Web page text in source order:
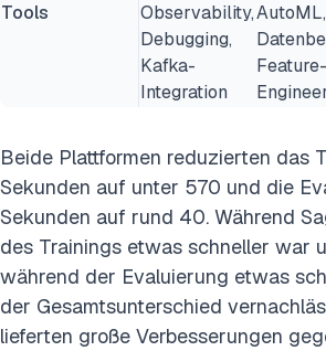
Tools
Observability,
Debugging,
Kafka-
Integration
AutoML,
Feature-
Beide Plattformen reduzierten das
Sekunden auf unter 570 und die
Sekunden auf rund 40. Während
des Trainings etwas schneller war
während der Evaluierung etwas
der Gesamtsunterschied
lieferten große Verbesserungen